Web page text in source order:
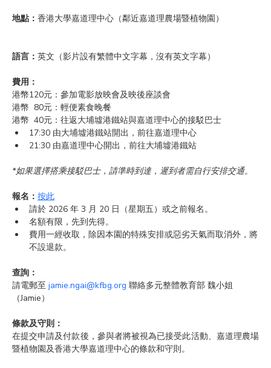
地點： 香港大學嘉道理中心（鄰近嘉道理農場暨植物園）
語言： 英文（影片設有繁體中文字幕，沒有英文字幕）
費用：
港幣120元：參加電影放映會及映後座談會
港幣  80元：輕便素食晚餐
港幣  40元：往返大埔墟港鐵站與嘉道理中心的接駁巴士
17:30 由大埔墟港鐵站開出，前往嘉道理中心
21:30 由嘉道理中心開出，前往大埔墟港鐵站
*如果選擇搭乘接駁巴士，請準時到達，遲到者需自行安排交通。
報名： 按此
請於 2026 年 3 月 20 日（星期五）或之前報名。
名額有限，先到先得。
費用一經收取，除因本園的特殊安排或惡劣天氣而取消外，將
不設退款。
查詢：
請電郵至 jamie.ngai@kfbg.org 聯絡多元整體教育部 魏小姐
（Jamie）
​條款及守則：
在提交申請及付款後，參與者將被視為已接受此活動、嘉道理農場
暨植物園及香港大學嘉道理中心的條款和守則。